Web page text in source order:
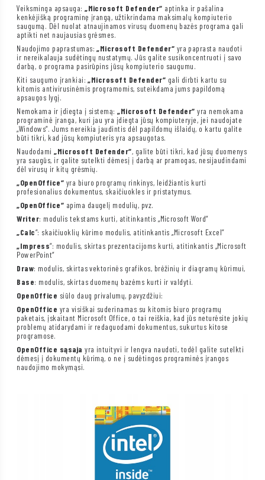
Veiksminga apsauga:„Microsoft Defender“ aptinka ir pašalina
kenkėjišką programinę įrangą, užtikrindama maksimalų kompiuterio
saugumą. Dėl nuolat atnaujinamos virusų duomenų bazės programa gali
aptikti net naujausias grėsmes.
Naudojimo paprastumas:„Microsoft Defender“ yra paprasta naudoti
ir nereikalauja sudėtingų nustatymų. Jūs galite susikoncentruoti į savo
darbą, o programa pasirūpins jūsų kompiuterio saugumu.
Kiti saugumo įrankiai:„Microsoft Defender“ gali dirbti kartu su
kitomis antivirusinėmis programomis, suteikdama jums papildomą
apsaugos lygį.
Nemokama ir įdiegta į sistemą:„Microsoft Defender“ yra nemokama
programinė įranga, kuri jau yra įdiegta jūsų kompiuteryje, jei naudojate
„Windows“. Jums nereikia jaudintis dėl papildomų išlaidų, o kartu galite
būti tikri, kad jūsų kompiuteris yra apsaugotas.
Naudodami„Microsoft Defender“, galite būti tikri, kad jūsų duomenys
yra saugūs, ir galite sutelkti dėmesį į darbą ar pramogas, nesijaudindami
dėl virusų ir kitų grėsmių.
„OpenOffice“ yra biuro programų rinkinys, leidžiantis kurti
profesionalius dokumentus, skaičiuokles ir pristatymus.
„OpenOffice“ apima daugelį modulių, pvz.
Writer: modulis tekstams kurti, atitinkantis „Microsoft Word“
„Calc“: skaičiuoklių kūrimo modulis, atitinkantis „Microsoft Excel“
„Impress“: modulis, skirtas prezentacijoms kurti, atitinkantis „Microsoft
PowerPoint“
Draw: modulis, skirtas vektorinės grafikos, brėžinių ir diagramų kūrimui,
Base: modulis, skirtas duomenų bazėms kurti ir valdyti.
OpenOffice siūlo daug privalumų, pavyzdžiui:
OpenOffice yra visiškai suderinamas su kitomis biuro programų
paketais, įskaitant Microsoft Office, o tai reiškia, kad jūs neturėsite jokių
problemų atidarydami ir redaguodami dokumentus, sukurtus kitose
programose.
OpenOffice sąsaja yra intuityvi ir lengva naudoti, todėl galite sutelkti
dėmesį į dokumentų kūrimą, o ne į sudėtingos programinės įrangos
naudojimo mokymąsi.